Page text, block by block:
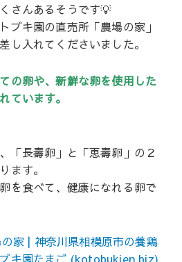
さんあるそうです💡
ブキ園の直売所「農場の家」
し入れてくださいました。
の卵や、新鮮な卵を使用した
ています。
「長壽卵」と「恵壽卵」の２
ます。
を食べて、健康になれる卵で
家 | 神奈川県相模原市の養鶏
キ園たまご (kotobukien.biz)